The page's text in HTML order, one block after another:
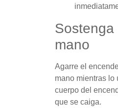
mano
Agarre el
mano mientras lo
cuerpo del
que se caiga.